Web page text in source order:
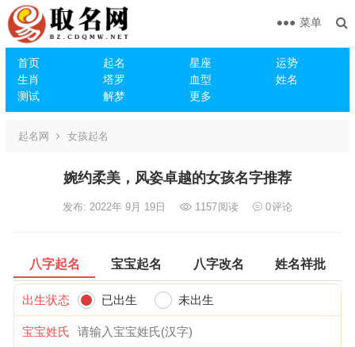
首页 起名 星座
运势
生肖
塔罗 血型
姓名
测试
解梦 更多
菜单
起名网 女孩起名
婉约柔美，风姿卓越的女孩名字推荐
发布: 2022年 9月 19日 1157阅读 0评论
八字起名 宝宝起名 八字改名 姓名祥批
出生状态 已出生 未出生
宝宝姓氏